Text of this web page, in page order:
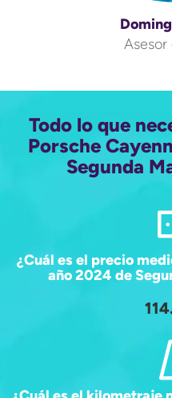
Asesor
Todo lo que
Porsche
Segunda
¿Cuál es el precio
año 2024 de